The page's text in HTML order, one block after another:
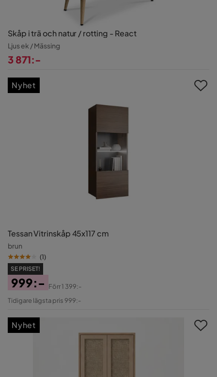
Skåp i trä och natur / rotting - React
Ljus ek / Mässing
3 871:-
Tessan Vitrinskåp 45x117 cm
brun
(1)
SE PRISET!
Pris
999:-
Original
Förr1 399:-
Tidigare lägsta pris 999:-
Nyhet
Nyhet